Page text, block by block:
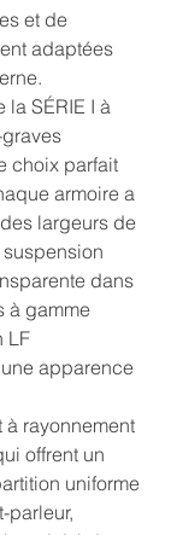
et de
adaptées
SÉRIE I à
choix parfait
armoire a
largeurs de
dans
à gamme
LF
apparence
à rayonnement
offrent un
uniforme
parleur,